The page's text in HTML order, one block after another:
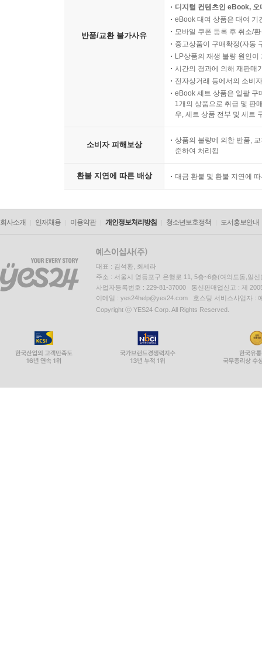
반품/교환 불가사유
디지털 컨텐츠인 eBook,
eBook 대여 상품은 대여 기
모바일 쿠폰 등록 후 취소/
중고상품이 구매확정(자동
LP상품의 재생 불량 원인
시간의 경과에 의해 재판매
전자상거래 등에서의 소비
eBook 세트 상품은 일괄 구
1개의 상품으로 취급 및 판
우, 세트 상품 전부 및 세트
소비자 피해보상
상품의 불량에 의한 반품,
준하여 처리됨
환불 지연에 따른 배상 대금 환불 및 환불 지연에
회사소개 인재채용 이용약관 개인정보처리방침 청소년보호정책 도서홍보안내
대표 : 김석환, 최세라
주소 : 서울시 영등포구 은행로 11, 5층~6층(여의도동,일신
사업자등록번호 : 229-81-37000 통신판매업신고 : 제
이메일 : yes24help@yes24.com 호스팅 서비스사업자 :
Copyright ⓒ YES24 Corp. All Rights Reserved.